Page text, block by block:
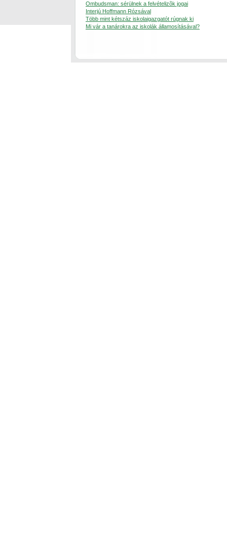
Ombudsman: sérülnek a felvételizõk jogai
Interjú Hoffmann Rózsával
Több mint kétszáz iskolaigazgatót rúgnak ki
Mi vár a tanárokra az iskolák államosításával?